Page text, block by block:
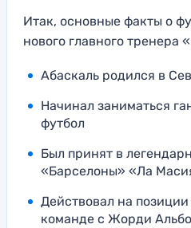
Итак, основные факты о
нового главного тренера
Абаскаль родился в
Начинал заниматься
футбол
Был принят в
«Барселоны» «Ла
Действовал на
команде с Жорди